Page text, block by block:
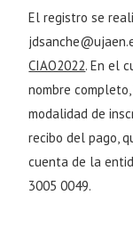
El registro se
CIAO2022. En el
nombre
modalidad de
recibo del pago,
cuenta de la
3005 0049.